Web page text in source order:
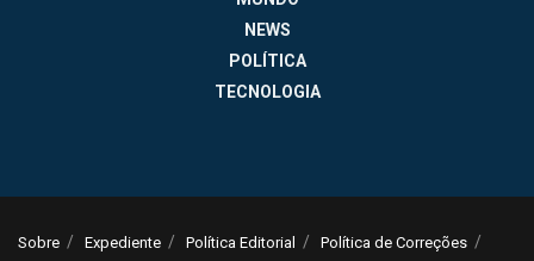
NEWS
POLÍTICA
TECNOLOGIA
Sobre Expediente Política Editorial
Política de Correções